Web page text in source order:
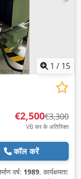
1 / 15
€2,500€3,300
VB कर के अतिरिक्त
कॉल करें
वर्ष: 1989, कार्यक्षमता: